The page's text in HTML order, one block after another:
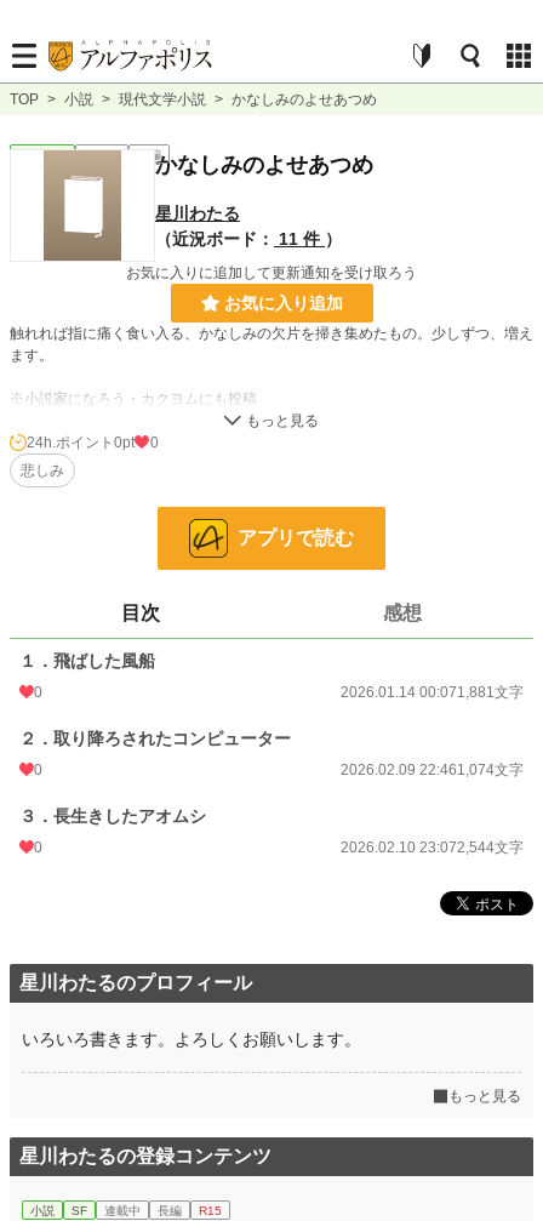
TOP > 小説 > 現代文学小説 > かなしみのよせあつめ
現代文学 連載中 短編かなしみのよせあつめ
星川わたる
（近況ボード：
11 件 ）
お気に入りに追加して更新通知を受け取ろう
お気に入り追加
触れれば指に痛く食い入る、かなしみの欠片を掃き集めたもの。少しずつ、増え
ます。
※小説家になろう・カクヨムにも投稿
小説 228,955 位 / 228,955 件
5,499
更新日時 2026.02.10 23:07
週間ポイント 0 pt (228,955 位)
24h.ポイント 0pt
0
悲しみ
アプリで読む
目次 感想
１．飛ばした風船
0 2026.01.14 00:071,881文字
２．取り降ろされたコンピューター
0 2026.02.09 22:461,074文字
３．長生きしたアオムシ
0 2026.02.10 23:072,544文字
星川わたるのプロフィール
いろいろ書きます。よろしくお願いします。
もっと見る
星川わたるの登録コンテンツ
小説 SF 連載中 長編 R15